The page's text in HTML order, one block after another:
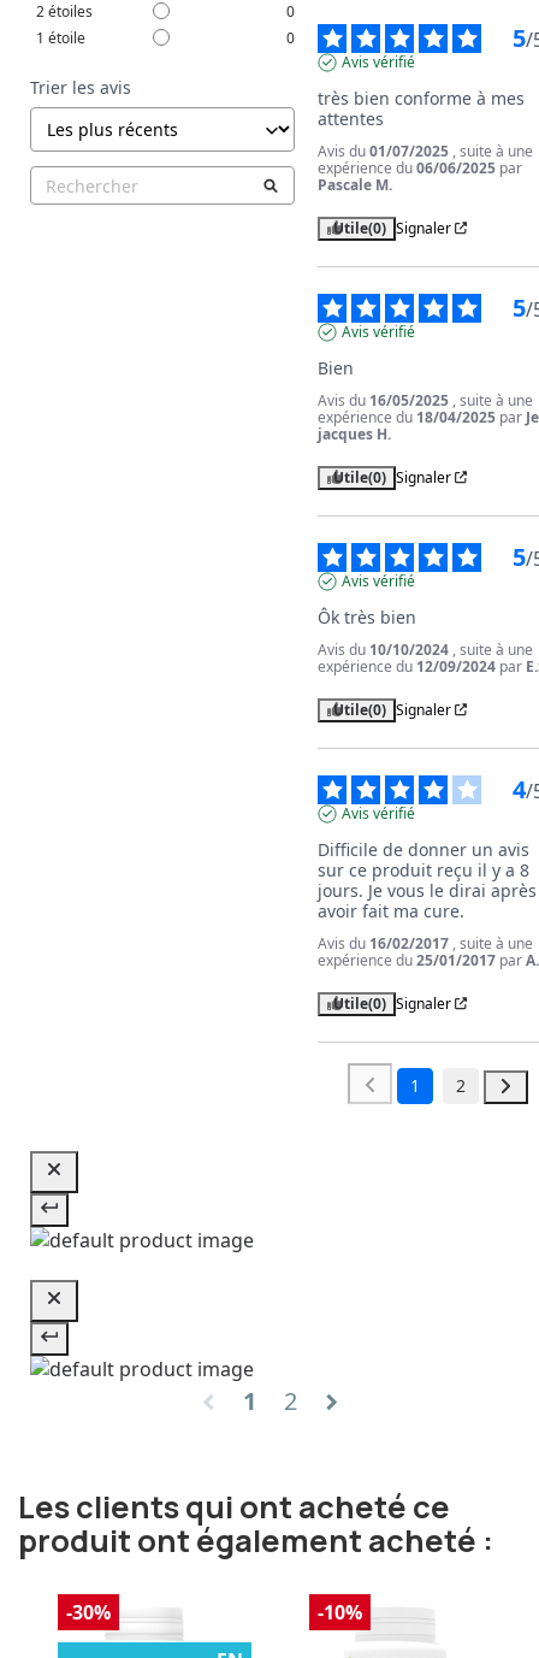
2étoiles
0
1 étoile 0
Trier les avis
5/
Avis vérifié
très bien conforme à mes
attentes
Avis du01/07/2025 , suite à une
expérience du06/06/2025 par
Pascale M.
Utile(0) Signaler
5/
Avis vérifié
Bien
Avis du 16/05/2025 , suite à une
expérience du 18/04/2025 par
jacques H.
Utile(0) Signaler
5/
Avis vérifié
Ôk très bien
Avis du 10/10/2024 , suite à une
expérience du 12/09/2024 par
Utile(0) Signaler
4/
Avis vérifié
Difficile de donner un avis
sur ce produit reçu il y a 8
jours. Je vous le dirai après
avoir fait ma cure.
Avis du 16/02/2017 , suite à une
expérience du25/01/2017 par
Utile(0) Signaler
1 2
chevron_left 1 2 chevron_right
Les clients qui ont acheté ce
produit ont également acheté :
-30%
-10%